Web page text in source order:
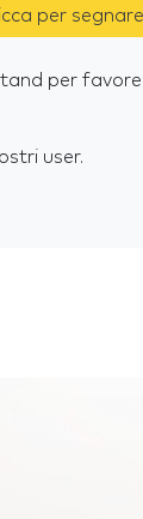
per segnare
per favore
user.